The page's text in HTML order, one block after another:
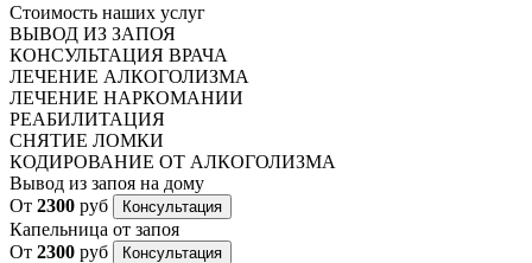
Стоимость наших услуг
ВЫВОД ИЗ ЗАПОЯ
КОНСУЛЬТАЦИЯ ВРАЧА
ЛЕЧЕНИЕ АЛКОГОЛИЗМА
ЛЕЧЕНИЕ НАРКОМАНИИ
РЕАБИЛИТАЦИЯ
СНЯТИЕ ЛОМКИ
КОДИРОВАНИЕ ОТ АЛКОГОЛИЗМА
Вывод из запоя на дому
От 2300 руб Консультация
Капельница от запоя
От 2300 руб Консультация